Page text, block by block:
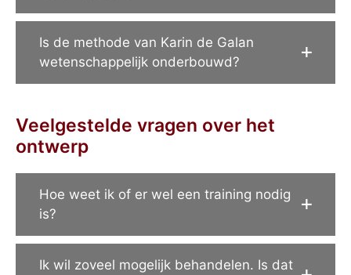
Is de methode van Karin de Galan
wetenschappelijk onderbouwd?
Veelgestelde vragen over het
ontwerp
Hoe weet ik of er wel een training nodig
is?
Ik wil zoveel mogelijk behandelen. Is dat